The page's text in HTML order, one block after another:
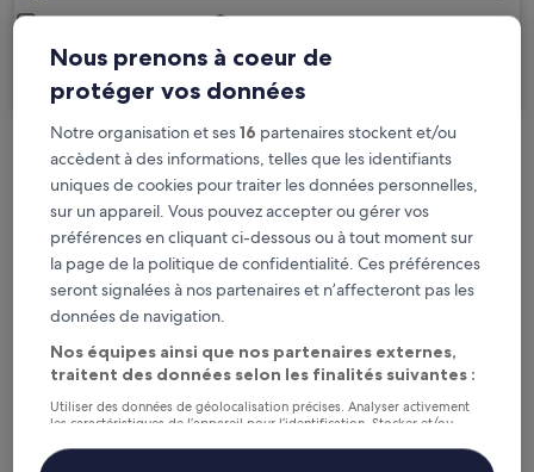
Je voyage pour affaires
Rechercher
Options d’annulation gratuite en cas de
changement de programme
Gagnez des récompenses pour chaque
nuit séjournée
Économisez plus grâce aux Prix membres
Consultez les prix pour ces dates
Nous prenons à coeur de
protéger vos données
Notre organisation et ses16 partenaires stockent et/ou
accèdent à des informations, telles que les identifiants
uniques de cookies pour traiter les données personnelles,
sur un appareil. Vous pouvez accepter ou gérer vos
préférences en cliquant ci-dessous ou à tout moment sur
la page de la politique de confidentialité. Ces préférences
seront signalées à nos partenaires et n’affecteront pas les
données de navigation.
Nos équipes ainsi que nos partenaires externes,
traitent des données selon les finalités suivantes :
Utiliser des données de géolocalisation précises. Analyser activement
les caractéristiques de l’appareil pour l’identification. Stocker et/ou
personnalisés, mesure de performance des publicités et du contenu,